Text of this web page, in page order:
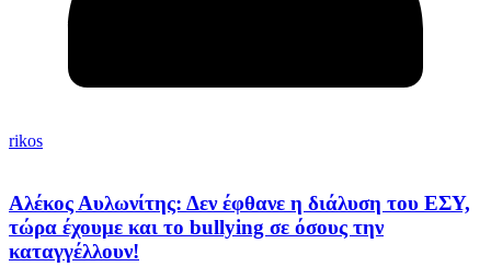
rikos
Αλέκος Αυλωνίτης: Δεν έφθανε η διάλυση του ΕΣΥ,
τώρα έχουμε και το bullying σε όσους την
καταγγέλλουν!